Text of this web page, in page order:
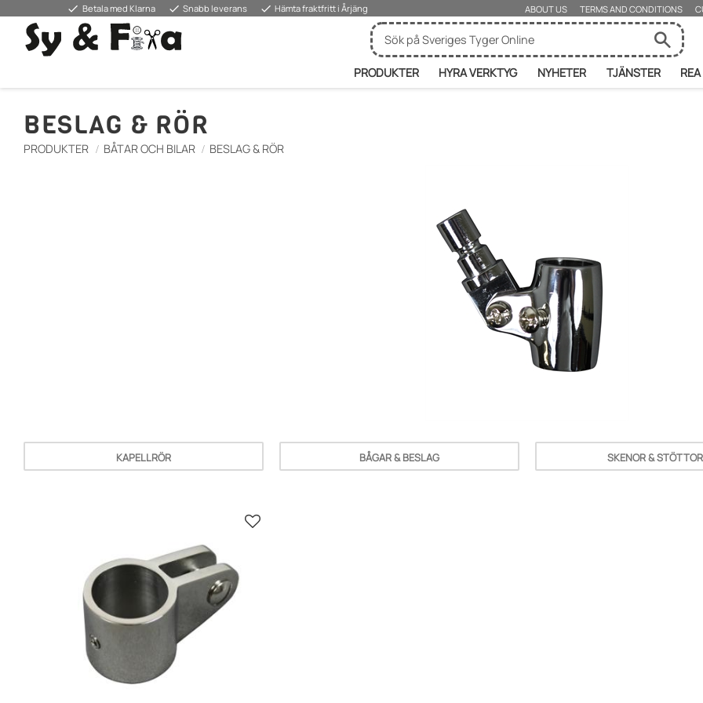
done Betala med Klarna done Snabb leverans done Hämta fraktfritt i Årjäng ABOUT US TERMS AND CONDITIONS
PRODUKTER HYRA VERKTYG NYHETER TJÄNSTER REA
BESLAG & RÖR
PRODUKTER BÅTAR OCH BILAR BESLAG & RÖR
KAPELLRÖR BÅGAR & BESLAG SKENOR & STÖTTOR
Lisää suosikiksi